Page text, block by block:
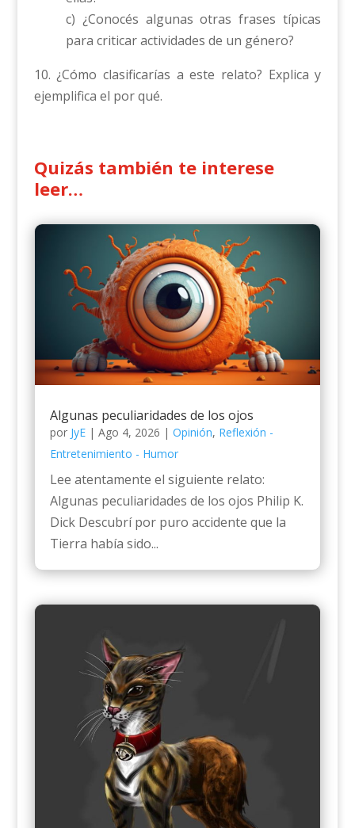
c) ¿Conocés algunas otras frases típicas
para criticar actividades de un género?
10. ¿Cómo clasificarías a este relato? Explica y
ejemplifica el por qué.
Quizás también te interese
leer…
Algunas peculiaridades de los ojos
por JyE| Ago 4, 2026 | Opinión, Reflexión -
Entretenimiento - Humor
Lee atentamente el siguiente relato:
Algunas peculiaridades de los ojos Philip K.
Dick Descubrí por puro accidente que la
Tierra había sido...